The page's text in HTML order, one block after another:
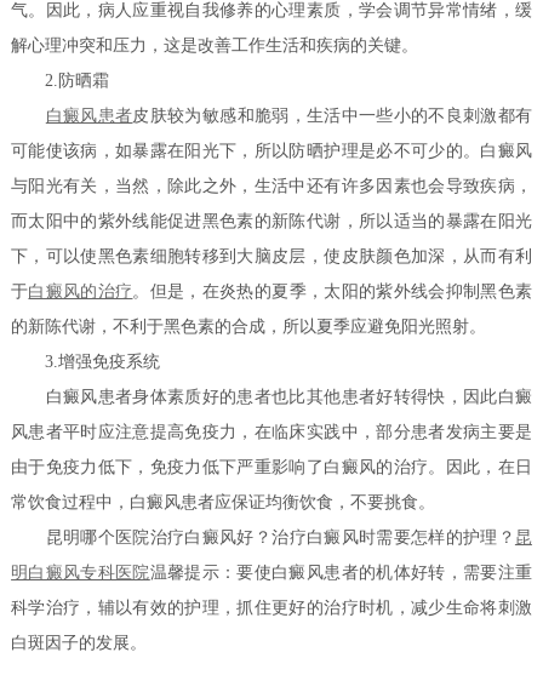
气。因此，病人应重视自我修养的心理素质，学会调节异常情绪，缓
解心理冲突和压力，这是改善工作生活和疾病的关键。
2.防晒霜
白癜风患者皮肤较为敏感和脆弱，生活中一些小的不良刺激都有
可能使该病，如暴露在阳光下，所以防晒护理是必不可少的。白癜风
与阳光有关，当然，除此之外，生活中还有许多因素也会导致疾病，
而太阳中的紫外线能促进黑色素的新陈代谢，所以适当的暴露在阳光
下，可以使黑色素细胞转移到大脑皮层，使皮肤颜色加深，从而有利
于白癜风的治疗。但是，在炎热的夏季，太阳的紫外线会抑制黑色素
的新陈代谢，不利于黑色素的合成，所以夏季应避免阳光照射。
3.增强免疫系统
白癜风患者身体素质好的患者也比其他患者好转得快，因此白癜
风患者平时应注意提高免疫力，在临床实践中，部分患者发病主要是
由于免疫力低下，免疫力低下严重影响了白癜风的治疗。因此，在日
常饮食过程中，白癜风患者应保证均衡饮食，不要挑食。
昆明哪个医院治疗白癜风好？治疗白癜风时需要怎样的护理？ 昆
明白癜风专科医院温馨提示：要使白癜风患者的机体好转，需要注重
科学治疗，辅以有效的护理，抓住更好的治疗时机，减少生命将刺激
白斑因子的发展。